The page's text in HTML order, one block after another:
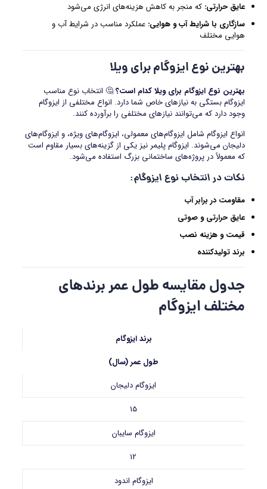
عایق حرارتی: که منجر به کاهش هزینه‌های انرژی می‌شود
سازگاری با شرایط آب و هوایی: عملکرد مناسب در شرایط آب و
هوایی مختلف
بهترین نوع ایزوگام برای ویلا
بهترین نوع ایزوگام برای ویلا کدام است؟🤔 انتخاب نوع مناسب
ایزوگام بستگی به نیازهای خاص شما دارد. انواع مختلفی از ایزوگام
وجود دارد که می‌توانند نیازهای مختلفی را برآورده کنند.
انواع ایزوگام شامل ایزوگام‌های معمولی، ایزوگام‌های ویژه، و ایزوگام‌های
دلیجان می‌شوند. ایزوگام پلیمر نیز یکی از گزینه‌های بسیار مقاوم است
که معمولاً در پروژه‌های ساختمانی بزرگ استفاده می‌شود.
نکات در انتخاب نوع ایزوگام:
مقاومت در برابر آب
عایق حرارتی و صوتی
قیمت و هزینه نصب
برند تولیدکننده
جدول مقایسه طول عمر برندهای
مختلف ایزوگام
برند ایزوگام
طول عمر (سال)
ایزوگام دلیجان
15
ایزوگام سایبان
12
ایزوگام اندود